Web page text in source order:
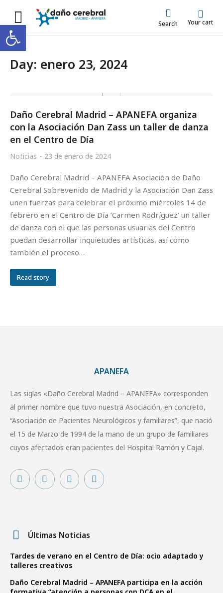
Abrir barra de herramientas Search Your cart
Day: enero 23, 2024
Daño Cerebral Madrid – APANEFA organiza
con la Asociación Dan Zass un taller de danza
en el Centro de Día
Noticias 23 de enero de 2024
Daño Cerebral Madrid – APANEFA Asociación de Daño
Cerebral Sobrevenido de Madrid y la Asociación Dan Zass
unen fuerzas para celebrar el próximo miércoles 14 de
febrero en el Centro de Día ‘Carmen Rodríguez’ un taller
de danza con el que las personas usuarias del Centro
puedan desarrollar inquietudes artísticas, así como
también el proceso…
Read story
APANEFA
Las siglas «Daño Cerebral Madrid – APANEFA» corresponden
al primer nombre que tuvo nuestra Asociación, en concreto,
“Asociación de Pacientes Neurológicos y familiares”, que nació
el 15 de Marzo de 1994 de la mano de un grupo de familiares
cuyos afectados eran pacientes del Hospital Ramón y Cajal.
Últimas Noticias
Tardes de verano en el Centro de Día: ocio adaptado y
talleres creativos
Daño Cerebral Madrid – APANEFA participa en la acción